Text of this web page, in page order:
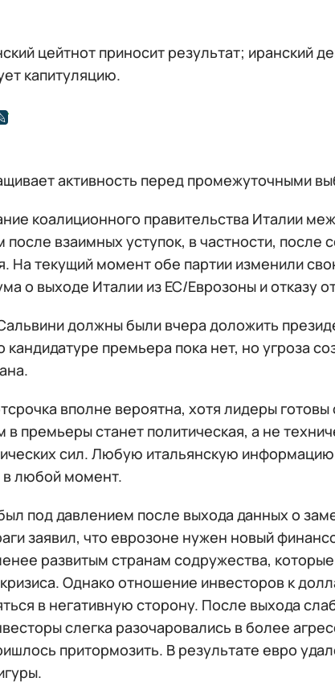
цейтнот приносит результат; иранский
капитуляцию.
активность перед промежуточными
коалиционного правительства Италии
взаимных уступок, в частности, после
На текущий момент обе партии изменили
о выходе Италии из ЕС/Еврозоны и отказу
должны были вчера доложить
премьера пока нет, но угроза
вполне вероятна, хотя лидеры
в премьеры станет политическая, а не
сил. Любую итальянскую
любой момент.
под давлением после выхода данных о
заявил, что еврозоне нужен новый
развитым странам содружества,
Однако отношение инвесторов к
в негативную сторону. После выхода
слегка разочаровались в более
притормозить. В результате евро